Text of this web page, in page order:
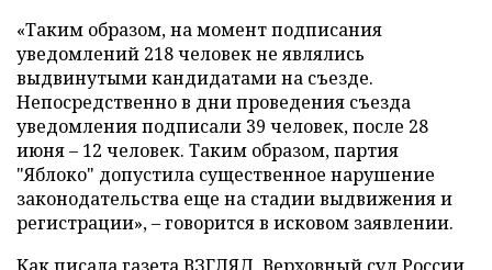
«Таким образом, на момент подписания
уведомлений 218 человек не являлись
выдвинутыми кандидатами на съезде.
Непосредственно в дни проведения съезда
уведомления подписали 39 человек, после 28
июня – 12 человек. Таким образом, партия
"Яблоко" допустила существенное нарушение
законодательства еще на стадии выдвижения и
регистрации», – говорится в исковом заявлении.